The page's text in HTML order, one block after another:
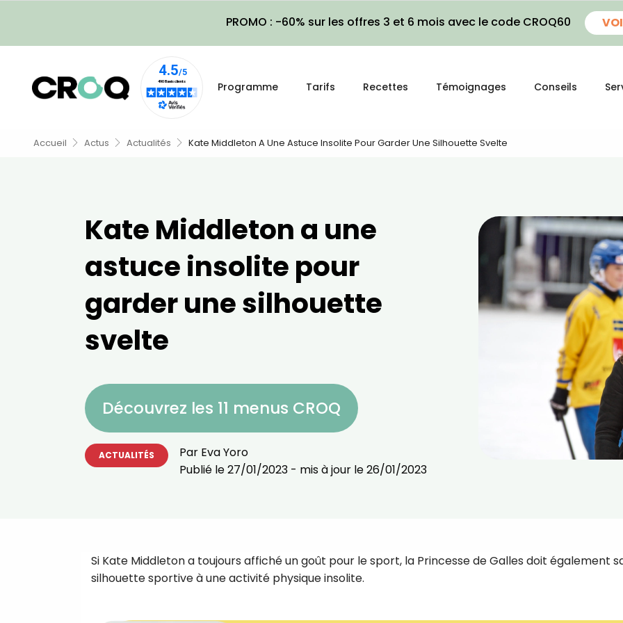
PROMO : -60% sur les offres 3 et 6 mois avec le code CROQ60
Programme Tarifs Recettes Témoignages Conseils
Accueil Actus Actualités Kate Middleton A Une Astuce Insolite Pour Garder Une Silhouette Svelte
Kate Middleton a une
astuce insolite pour
garder une silhouette
svelte
Découvrez les 11 menus CROQ
ACTUALITÉS Par Eva Yoro
Publié le27/01/2023 - mis à jour le26/01/2023
Si Kate Middleton a toujours affiché un goût pour le sport, la Princesse de Galles doit également
silhouette sportive à une activité physique insolite.